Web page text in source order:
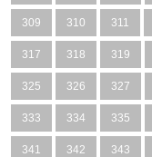
309 310 311
317 318 319
325 326 327
333 334 335
341 342 343